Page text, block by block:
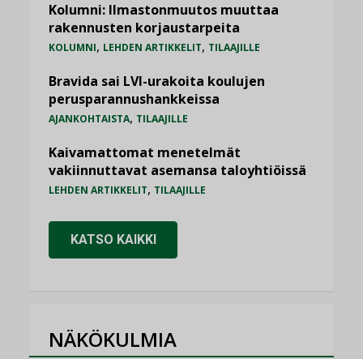
Kolumni: Ilmastonmuutos muuttaa
rakennusten korjaustarpeita
KOLUMNI, LEHDEN ARTIKKELIT, TILAAJILLE
Bravida sai LVI-urakoita koulujen
perusparannushankkeissa
AJANKOHTAISTA, TILAAJILLE
Kaivamattomat menetelmät
vakiinnuttavat asemansa taloyhtiöissä
LEHDEN ARTIKKELIT, TILAAJILLE
KATSO KAIKKI
NÄKÖKULMIA